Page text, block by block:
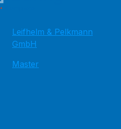
Leifhelm & Pelkmann
GmbH
Master